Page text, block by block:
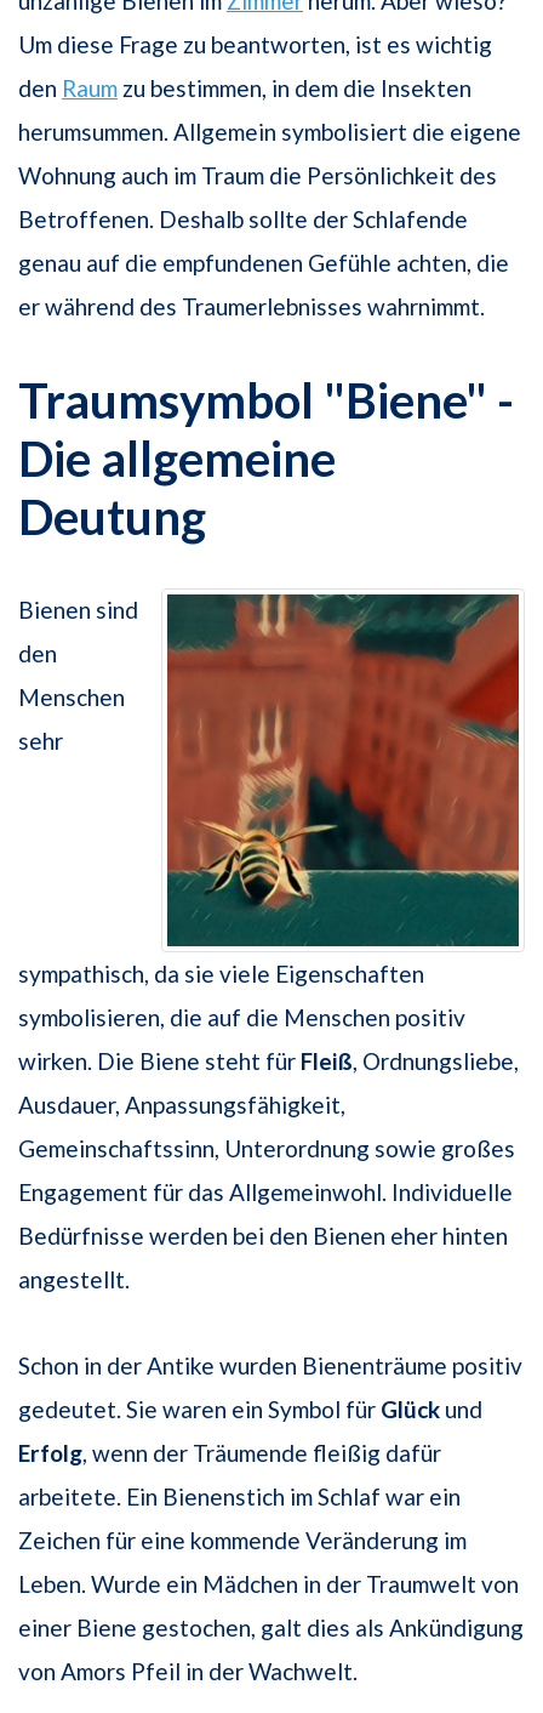
Um diese Frage zu beantworten, ist es wichtig
den Raum zu bestimmen, in dem die Insekten
herumsummen. Allgemein symbolisiert die eigene
Wohnung auch im Traum die Persönlichkeit des
Betroffenen. Deshalb sollte der Schlafende
genau auf die empfundenen Gefühle achten, die
er während des Traumerlebnisses wahrnimmt.
Traumsymbol "Biene" -
Die allgemeine
Deutung
Bienen sind
den
Menschen
sehr
sympathisch, da sie viele Eigenschaften
symbolisieren, die auf die Menschen positiv
wirken. Die Biene steht für Fleiß , Ordnungsliebe,
Ausdauer, Anpassungsfähigkeit,
Gemeinschaftssinn, Unterordnung sowie großes
Engagement für das Allgemeinwohl. Individuelle
Bedürfnisse werden bei den Bienen eher hinten
angestellt.
Schon in der Antike wurden Bienenträume positiv
gedeutet. Sie waren ein Symbol für Glück und
Erfolg , wenn der Träumende fleißig dafür
arbeitete. Ein Bienenstich im Schlaf war ein
Zeichen für eine kommende Veränderung im
Leben. Wurde ein Mädchen in der Traumwelt von
einer Biene gestochen, galt dies als Ankündigung
von Amors Pfeil in der Wachwelt.